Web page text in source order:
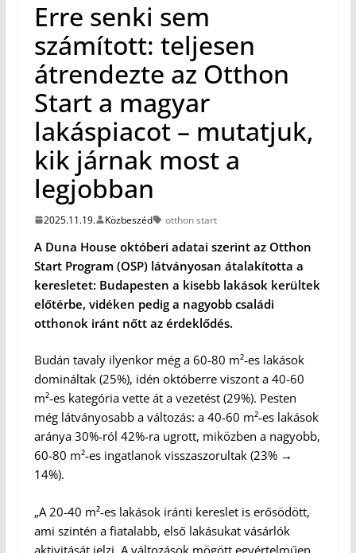
Erre senki sem
számított: teljesen
átrendezte az Otthon
Start a magyar
lakáspiacot – mutatjuk,
kik járnak most a
legjobban
2025.11.19. Közbeszéd otthon start
A Duna House októberi adatai szerint az Otthon
Start Program (OSP) látványosan átalakította a
keresletet: Budapesten a kisebb lakások kerültek
előtérbe, vidéken pedig a nagyobb családi
otthonok iránt nőtt az érdeklődés.
Budán tavaly ilyenkor még a 60-80 m²‑es lakások
domináltak (25%), idén októberre viszont a 40-60
m²‑es kategória vette át a vezetést (29%). Pesten
még látványosabb a változás: a 40-60 m²‑es lakások
aránya 30%-ról 42%-ra ugrott, miközben a nagyobb,
60-80 m²‑es ingatlanok visszaszorultak (23% →
14%).
„A 20-40 m²‑es lakások iránti kereslet is erősödött,
ami szintén a fiatalabb, első lakásukat vásárlók
aktivitását jelzi. A változások mögött egyértelműen